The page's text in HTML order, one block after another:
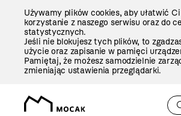
Używamy plików cookies, aby ułatwić Ci
korzystanie z naszego serwisu oraz do
statystycznych.
Jeśli nie blokujesz tych plików, to
użycie oraz zapisanie w pamięci
Pamiętaj, że możesz samodzielnie
zmieniając ustawienia przeglądarki.